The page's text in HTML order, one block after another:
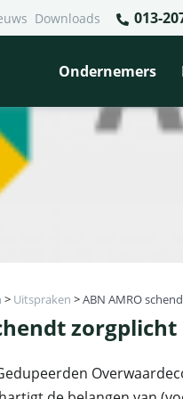
Downloads 013-
Ondernemers
> Uitspraken >ABN AMRO